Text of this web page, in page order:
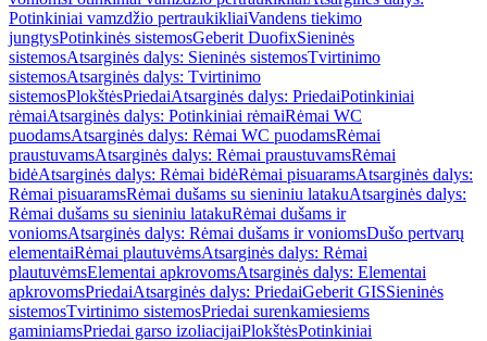
Potinkiniai vamzdžio pertraukikliaiVandens tiekimo
jungtysPotinkinės sistemosGeberit DuofixSieninės
sistemosAtsarginės dalys: Sieninės sistemosTvirtinimo
sistemosAtsarginės dalys: Tvirtinimo
sistemosPlokštėsPriedaiAtsarginės dalys: PriedaiPotinkiniai
rėmaiAtsarginės dalys: Potinkiniai rėmaiRėmai WC
puodamsAtsarginės dalys: Rėmai WC puodamsRėmai
praustuvamsAtsarginės dalys: Rėmai praustuvamsRėmai
bidėAtsarginės dalys: Rėmai bidėRėmai pisuaramsAtsarginės dalys:
Rėmai pisuaramsRėmai dušams su sieniniu latakuAtsarginės dalys:
Rėmai dušams su sieniniu latakuRėmai dušams ir
voniomsAtsarginės dalys: Rėmai dušams ir voniomsDušo pertvarų
elementaiRėmai plautuvėmsAtsarginės dalys: Rėmai
plautuvėmsElementai apkrovomsAtsarginės dalys: Elementai
apkrovomsPriedaiAtsarginės dalys: PriedaiGeberit GISSieninės
sistemosTvirtinimo sistemosPriedai surenkamiesiems
gaminiamsPriedai garso izoliacijaiPlokštėsPotinkiniai